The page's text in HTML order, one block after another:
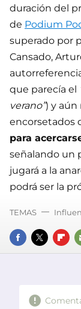
duración del
de Podium
superado por
Cansado,
que parecía el
verano”) y aún
encorsetados
para
señalando un
jugará a la
podrá ser la
FACEBOOK
TWITTER
TEMAS